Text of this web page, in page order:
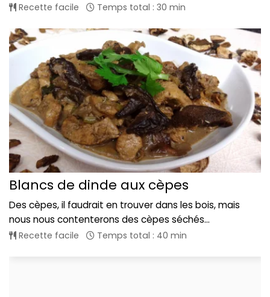
Recette facile Temps total : 30 min
Blancs de dinde aux cèpes
Des cèpes, il faudrait en trouver dans les bois, mais
nous nous contenterons des cèpes séchés...
Recette facile Temps total : 40 min